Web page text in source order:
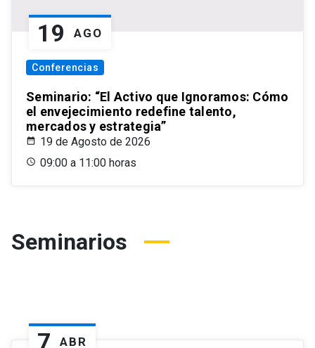
19 AGO
Conferencias
Seminario: “El Activo que Ignoramos: Cómo
el envejecimiento redefine talento,
mercados y estrategia”
19 de Agosto de 2026
09:00 a 11:00 horas
Seminarios
7 ABR